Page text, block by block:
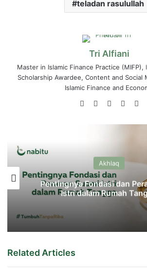
teladan rasulullah
Tri Alfiani
Master in Islamic Finance Practice (MIFP),
Scholarship Awardee, Content and Social
Islamic Finance and
WebsiteLinkedInYouTube
Akhlaq
Pentingnya Fondasi dan
Istri dalam Rumah
Related Articles